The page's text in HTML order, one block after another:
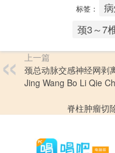
标签：
颈3～7
上一篇
颈总动脉交感神经网剥
Jing Wang Bo Li Qie
脊柱肿瘤切